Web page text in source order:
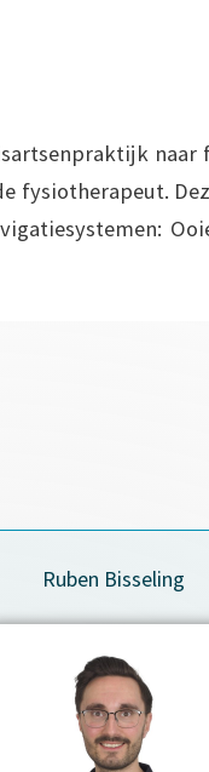
naar
fysiotherapeut.
Ruben Bisseling